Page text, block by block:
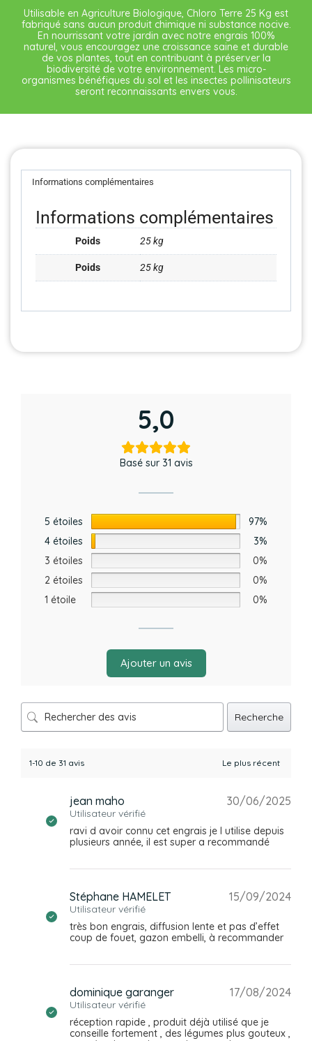
Utilisable en Agriculture Biologique, Chloro Terre 25 Kg est
fabriqué sans aucun produit chimique ni substance nocive.
En nourrissant votre jardin avec notre engrais 100%
naturel, vous encouragez une croissance saine et durable
de vos plantes, tout en contribuant à préserver la
biodiversité de votre environnement. Les micro-
organismes bénéfiques du sol et les insectes pollinisateurs
seront reconnaissants envers vous.
Informations complémentaires
Informations complémentaires
Poids 25 kg
Poids 25 kg
5,0
Basé sur 31 avis
5 étoiles
97%
4 étoiles
3%
3 étoiles
0%
2 étoiles
0%
1 étoile
0%
Ajouter un avis
Recherche
1-10 de 31 avis
jean maho
Utilisateur vérifié
30/06/2025
ravi d avoir connu cet engrais je l utilise depuis
plusieurs année, il est super a recommandé
Stéphane HAMELET
Utilisateur vérifié
15/09/2024
très bon engrais, diffusion lente et pas d’effet
coup de fouet, gazon embelli, à recommander
dominique garanger
Utilisateur vérifié
17/08/2024
réception rapide , produit déjà utilisé que je
conseille fortement , des légumes plus gouteux ,